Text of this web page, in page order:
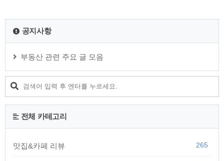
공지사항
부동산 관련 주요 글 모음
전체 카테고리
맛집&카페 리뷰 265